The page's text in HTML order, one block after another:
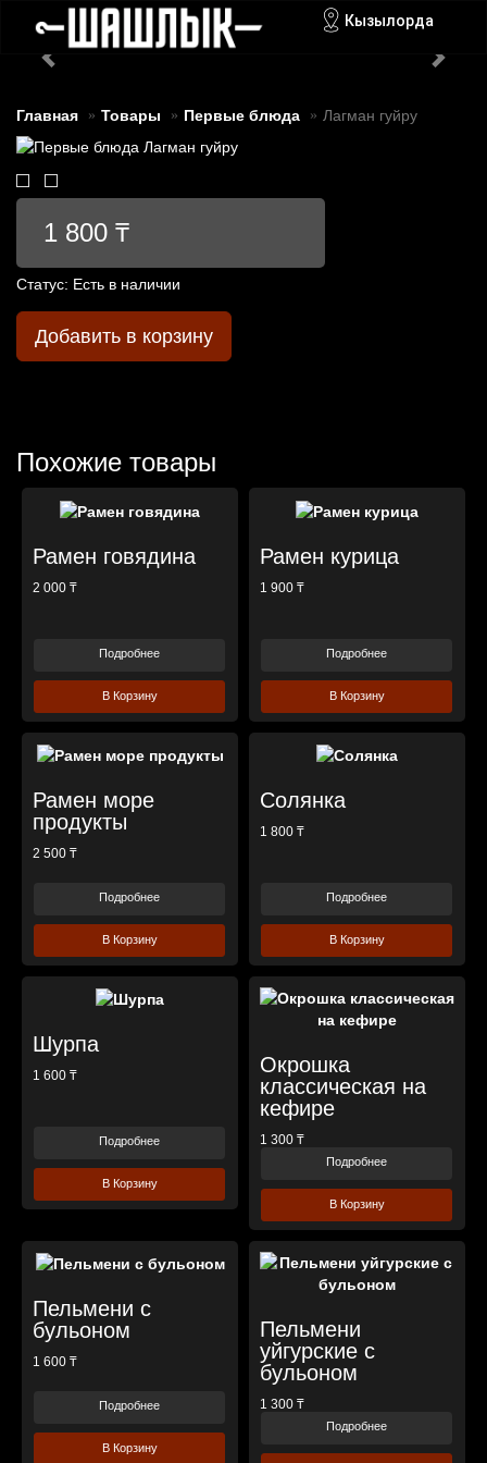
Кызылорда
Главная Товары Первые блюда Лагман гуйру
1 800 ₸
Статус: Есть в наличии
Добавить в корзину
Похожие товары
Рамен говядина
2 000 ₸
Подробнее
В Корзину
Рамен курица
1 900 ₸
Подробнее
В Корзину
Рамен море
продукты
2 500 ₸
Подробнее
В Корзину
Солянка
1 800 ₸
Подробнее
В Корзину
Шурпа
1 600 ₸
Подробнее
В Корзину
Окрошка
классическая на
кефире
1 300 ₸
Подробнее
В Корзину
Пельмени с
бульоном
1 600 ₸
Подробнее
В Корзину
Пельмени
уйгурские с
бульоном
1 300 ₸
Подробнее